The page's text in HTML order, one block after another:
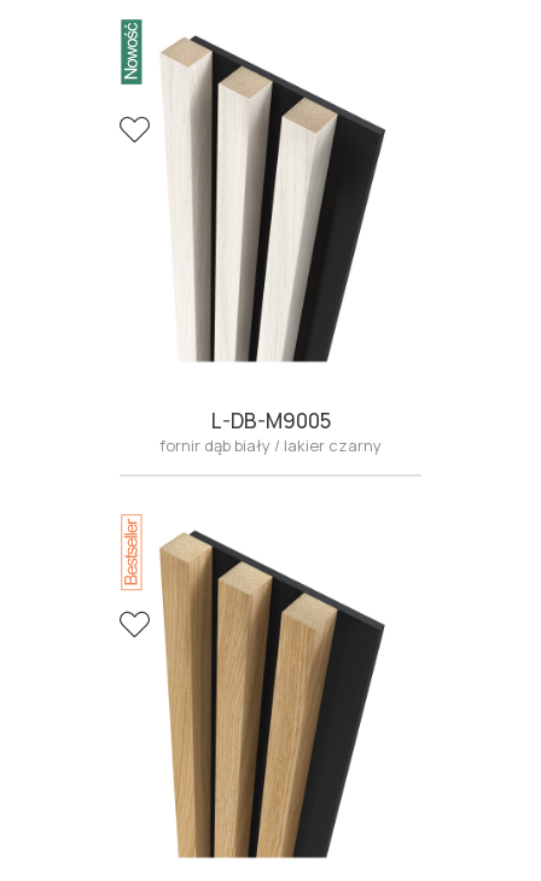
LAMELE LARGE PODKREŚLĄ STYL WNĘTRZA.
L-DB-M9005
fornir dąb biały / lakier czarny